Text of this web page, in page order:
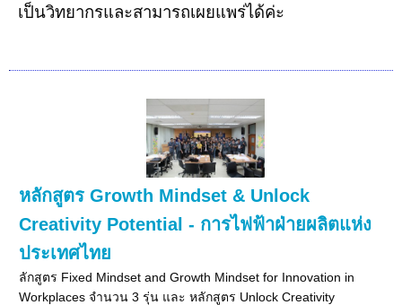
เป็นวิทยากรและสามารถเผยแพร่ได้ค่ะ
หลักสูตร Growth Mindset & Unlock
Creativity Potential - การไฟฟ้าฝ่ายผลิตแห่ง
ประเทศไทย
ลักสูตร Fixed Mindset and Growth Mindset for Innovation in
Workplaces จำนวน 3 รุ่น และ หลักสูตร Unlock Creativity